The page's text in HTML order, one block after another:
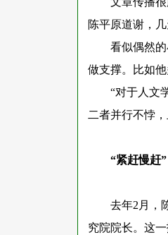
陈平原道谢，
看似偶然
做支撑。比如
“对于人文
二者并行不悖
“紧赶慢赶”
去年2月，
究院院长。这